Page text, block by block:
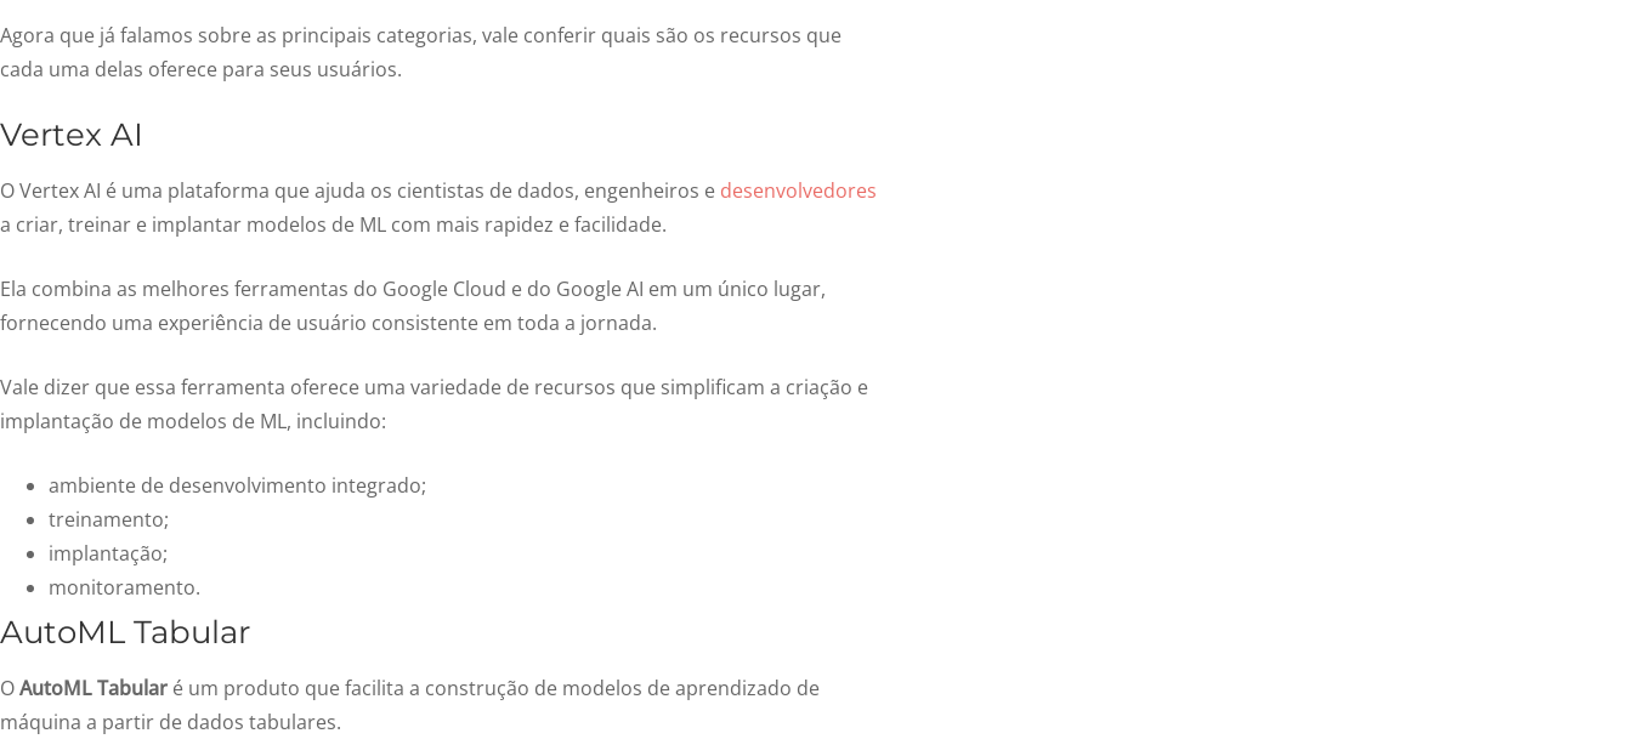
Agora que já falamos sobre as principais categorias, vale conferir quais são os recursos que
cada uma delas oferece para seus usuários.
Vertex AI
O Vertex AI é uma plataforma que ajuda os cientistas de dados, engenheiros e desenvolvedores
a criar, treinar e implantar modelos de ML com mais rapidez e facilidade.
Ela combina as melhores ferramentas do Google Cloud e do Google AI em um único lugar,
fornecendo uma experiência de usuário consistente em toda a jornada.
Vale dizer que essa ferramenta oferece uma variedade de recursos que simplificam a criação e
implantação de modelos de ML, incluindo:
ambiente de desenvolvimento integrado;
treinamento;
implantação;
monitoramento.
AutoML Tabular
OAutoML Tabular é um produto que facilita a construção de modelos de aprendizado de
máquina a partir de dados tabulares.